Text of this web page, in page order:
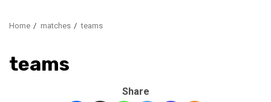
Home matches teams
teams
Share